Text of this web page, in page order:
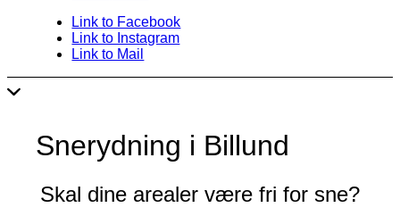
Link to Facebook
Link to Instagram
Link to Mail
Snerydning i Billund
Skal dine arealer være fri for sne?